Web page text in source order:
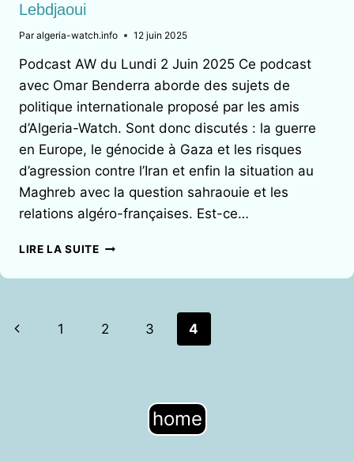
Lebdjaoui
Par algeria-watch.info 12 juin 2025
Podcast AW du Lundi 2 Juin 2025 Ce podcast
avec Omar Benderra aborde des sujets de
politique internationale proposé par les amis
d’Algeria-Watch. Sont donc discutés : la guerre
en Europe, le génocide à Gaza et les risques
d’agression contre l’Iran et enfin la situation au
Maghreb avec la question sahraouie et les
relations algéro-françaises. Est-ce…
LIRE LA SUITEENTRETIEN
OMAR
RAFIK
Navigation
Page
1 2 3 4
home